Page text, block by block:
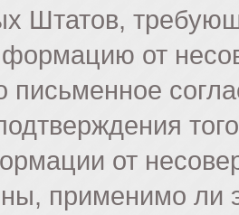
Штатов,
от
письменное
от
применимо ли